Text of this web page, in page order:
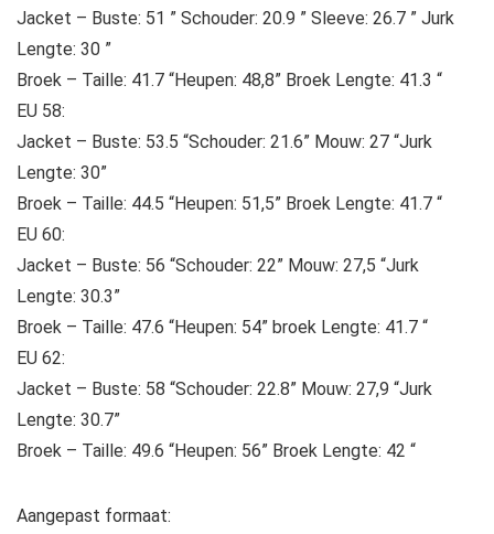
Jacket – Buste: 51 ” Schouder: 20.9 ” Sleeve: 26.7 ” Jurk
Lengte: 30 ”
Broek – Taille: 41.7 “Heupen: 48,8” Broek Lengte: 41.3 “
EU 58:
Jacket – Buste: 53.5 “Schouder: 21.6” Mouw: 27 “Jurk
Lengte: 30”
Broek – Taille: 44.5 “Heupen: 51,5” Broek Lengte: 41.7 “
EU 60:
Jacket – Buste: 56 “Schouder: 22” Mouw: 27,5 “Jurk
Lengte: 30.3”
Broek – Taille: 47.6 “Heupen: 54” broek Lengte: 41.7 “
EU 62:
Jacket – Buste: 58 “Schouder: 22.8” Mouw: 27,9 “Jurk
Lengte: 30.7”
Broek – Taille: 49.6 “Heupen: 56” Broek Lengte: 42 “
Aangepast formaat: